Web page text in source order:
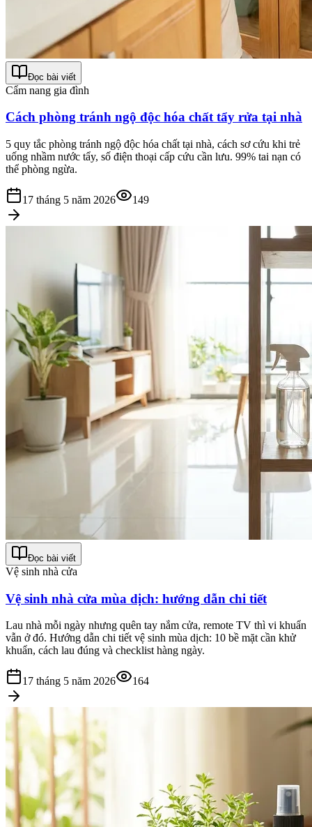
Đọc bài viết
Cẩm nang gia đình
Cách phòng tránh ngộ độc hóa chất tẩy rửa tại nhà
5 quy tắc phòng tránh ngộ độc hóa chất tại nhà, cách sơ cứu khi trẻ
uống nhầm nước tẩy, số điện thoại cấp cứu cần lưu. 99% tai nạn có
thể phòng ngừa.
17 tháng 5 năm 2026 149
Đọc bài viết
Vệ sinh nhà cửa
Vệ sinh nhà cửa mùa dịch: hướng dẫn chi tiết
Lau nhà mỗi ngày nhưng quên tay nắm cửa, remote TV thì vi khuẩn
vẫn ở đó. Hướng dẫn chi tiết vệ sinh mùa dịch: 10 bề mặt cần khử
khuẩn, cách lau đúng và checklist hàng ngày.
17 tháng 5 năm 2026 164